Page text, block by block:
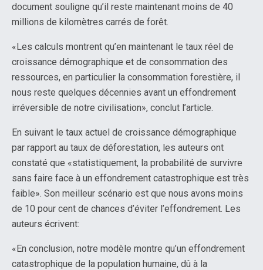
document souligne qu’il reste maintenant moins de 40
millions de kilomètres carrés de forêt.
«Les calculs montrent qu’en maintenant le taux réel de
croissance démographique et de consommation des
ressources, en particulier la consommation forestière, il
nous reste quelques décennies avant un effondrement
irréversible de notre civilisation», conclut l’article.
En suivant le taux actuel de croissance démographique
par rapport au taux de déforestation, les auteurs ont
constaté que «statistiquement, la probabilité de survivre
sans faire face à un effondrement catastrophique est très
faible». Son meilleur scénario est que nous avons moins
de 10 pour cent de chances d’éviter l’effondrement. Les
auteurs écrivent:
«En conclusion, notre modèle montre qu’un effondrement
catastrophique de la population humaine, dû à la